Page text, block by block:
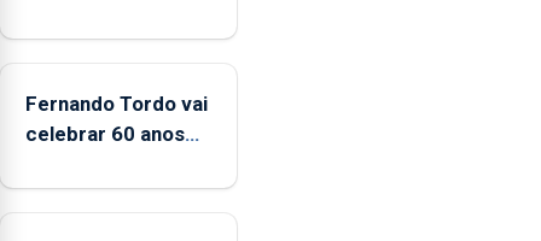
da
entre
2022
2025
Fernando Tordo vai
celebrar 60 anos
Coliseu Micaelense